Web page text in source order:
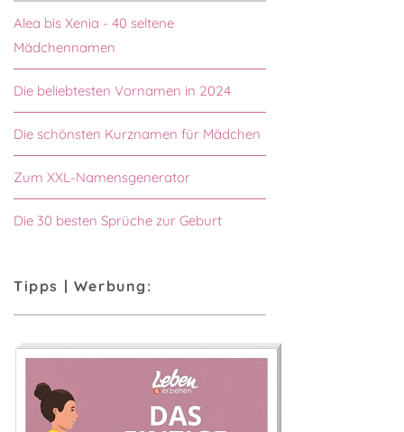
Alea bis Xenia - 40 seltene
Mädchennamen
Die beliebtesten Vornamen in 2024
Die schönsten Kurznamen für Mädchen
Zum XXL-Namensgenerator
Die 30 besten Sprüche zur Geburt
Tipps | Werbung: